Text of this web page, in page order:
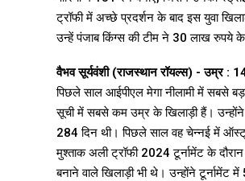
ट्रॉफी में अच्छे प्रदर्शन के बाद इस युवा
उन्हें पंजाब किंग्स की टीम ने 30 लाख रुपये
वैभव सूर्यवंशी (राजस्थान रॉयल्स) - उम्र : 14
पिछले साल आईपीएल मेगा नीलामी में सबसे
सूची में सबसे कम उम्र के खिलाड़ी हैं।
284 दिन थी। पिछले साल वह चेन्नई में
मुश्ताक अली ट्रॉफी 2024 टूर्नामेंट के
बनाने वाले खिलाड़ी भी थे। उन्होंने